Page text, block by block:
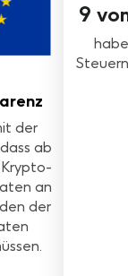
der
ab
an
der
9